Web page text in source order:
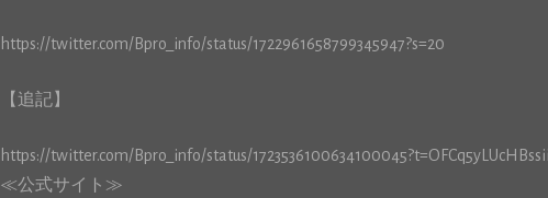
https://twitter.com/Bpro_info/status/1722961658799345947?s=20
【追記】
https://twitter.com/Bpro_info/status/
≪公式サイト≫